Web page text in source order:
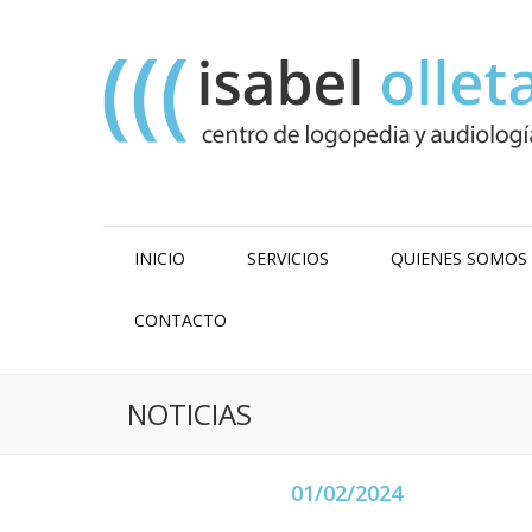
INICIO SERVICIOS QUIENES SOMOS
CONTACTO
NOTICIAS
01/02/2024